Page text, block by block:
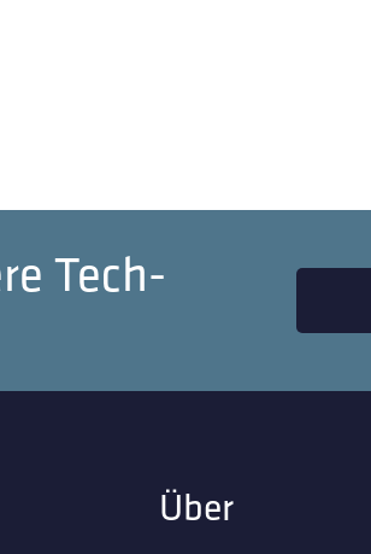
Tech-
Über